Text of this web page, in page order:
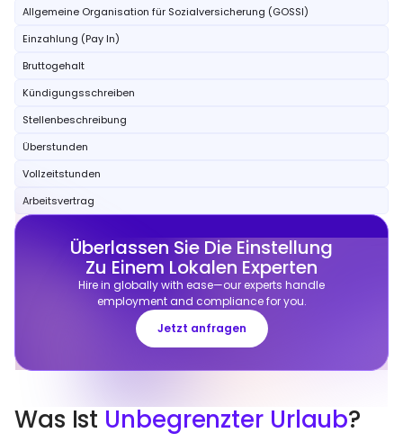
Allgemeine Organisation für Sozialversicherung (GOSSI)
Einzahlung (Pay In)
Bruttogehalt
Kündigungsschreiben
Stellenbeschreibung
Überstunden
Vollzeitstunden
Arbeitsvertrag
Überlassen Sie Die Einstellung
Zu Einem Lokalen Experten
Hire in globally with ease—our experts handle
employment and compliance for you.
Jetzt anfragen
Was Ist Unbegrenzter Urlaub?